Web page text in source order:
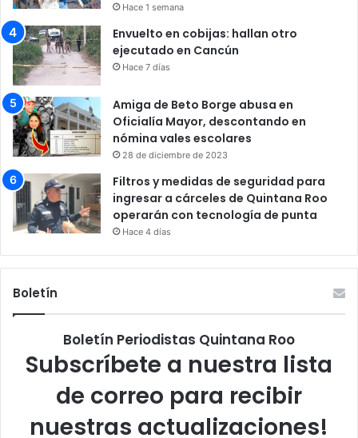
Hace 1 semana
Envuelto en cobijas: hallan otro
ejecutado en Cancún
Hace 7 días
Amiga de Beto Borge abusa en
Oficialía Mayor, descontando en
nómina vales escolares
28 de diciembre de 2023
Filtros y medidas de seguridad para
ingresar a cárceles de Quintana Roo
operarán con tecnología de punta
Hace 4 días
Boletín
Boletín Periodistas Quintana Roo
Subscríbete a nuestra lista
de correo para recibir
nuestras actualizaciones!